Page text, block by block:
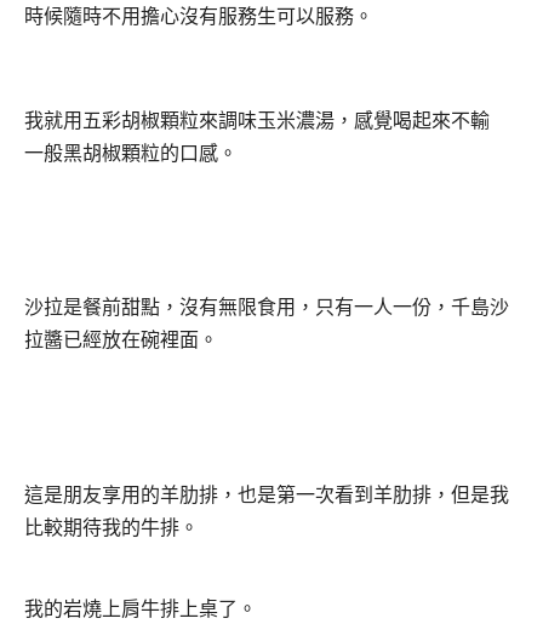
時候隨時不用擔心沒有服務生可以服務 。
我就用五彩胡椒顆粒來調味玉米濃湯 ，感覺喝起來不輸
一般黑胡椒顆粒的口感。
沙拉是餐前甜點，沒有無限食用，只有一人一份，千島沙
拉醬已經放在碗裡面。
這是朋友享用的羊肋排，也是第一次看到羊肋排，但是我
比較期待我的牛排。
我的岩燒上肩牛排上桌了。